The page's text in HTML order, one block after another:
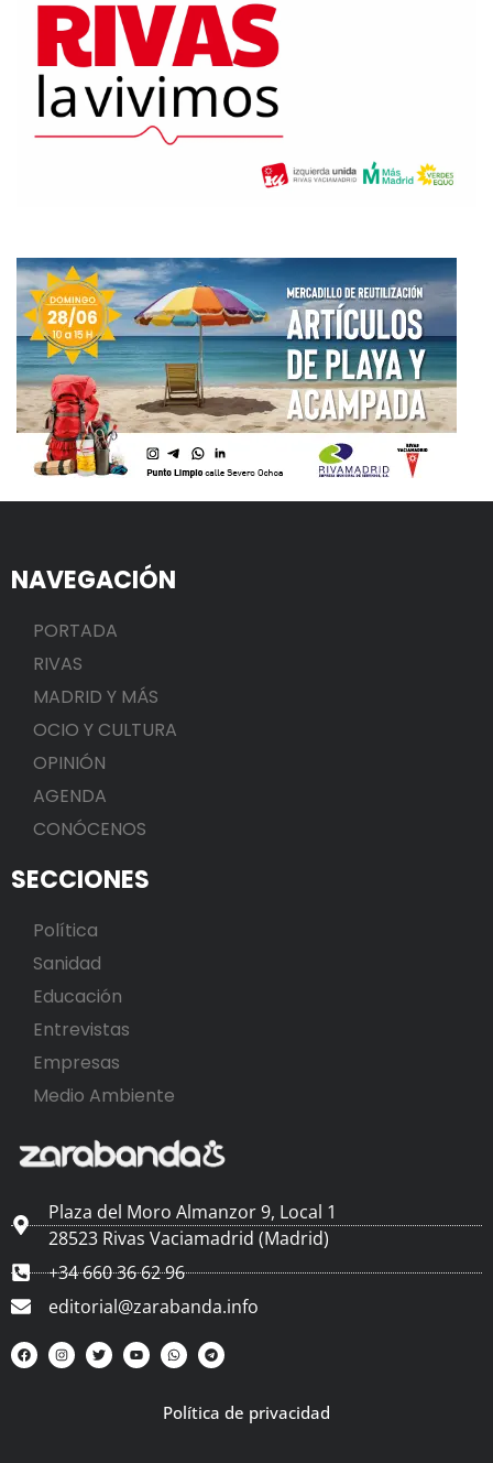
NAVEGACIÓN
PORTADA
RIVAS
MADRID Y MÁS
OCIO Y CULTURA
OPINIÓN
AGENDA
CONÓCENOS
SECCIONES
Política
Sanidad
Educación
Entrevistas
Empresas
Medio Ambiente
Plaza del Moro Almanzor 9, Local 1
28523 Rivas Vaciamadrid (Madrid)
+34 660 36 62 96
editorial@zarabanda.info
Política de privacidad